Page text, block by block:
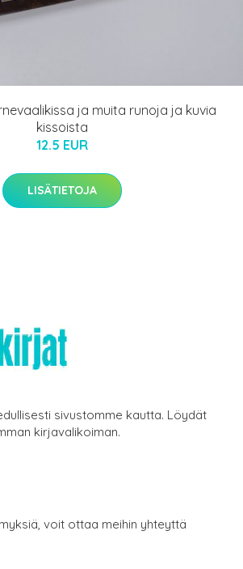
ja muita runoja ja kuvia
kissoista
12.5 EUR
LISÄTIETOJA
sivustomme kautta. Löydät
kirjavalikoiman.
voit ottaa meihin yhteyttä